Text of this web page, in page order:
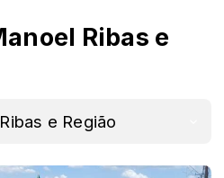
Ribas e
e Região